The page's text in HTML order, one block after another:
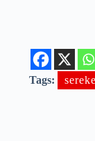
Tags: sereke